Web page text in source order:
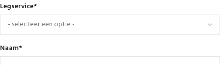
Legservice*
Naam*